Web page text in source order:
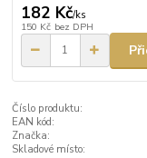
182 Kč/ks
150 Kč bez DPH
Číslo produktu:
EAN kód:
Značka:
Skladové místo: